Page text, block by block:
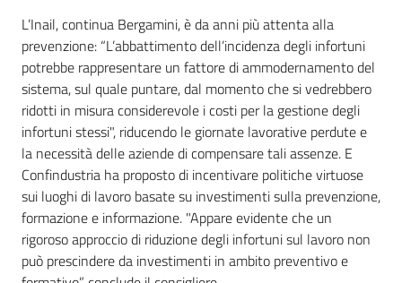
L’Inail, continua Bergamini, è da anni più attenta alla
prevenzione: “L’abbattimento dell’incidenza degli infortuni
potrebbe rappresentare un fattore di ammodernamento del
sistema, sul quale puntare, dal momento che si vedrebbero
ridotti in misura considerevole i costi per la gestione degli
infortuni stessi", riducendo le giornate lavorative perdute e
la necessità delle aziende di compensare tali assenze. E
Confindustria ha proposto di incentivare politiche virtuose
sui luoghi di lavoro basate su investimenti sulla prevenzione,
formazione e informazione. "Appare evidente che un
rigoroso approccio di riduzione degli infortuni sul lavoro non
può prescindere da investimenti in ambito preventivo e